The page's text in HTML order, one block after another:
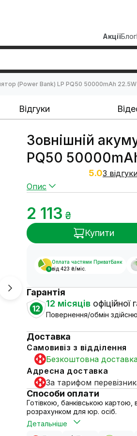
АкціїБлог
(Power Bank) LP PQ50 50000mAh 22.5W
Відгуки
Зовнішній
PQ50
5.03
Опис
2 113 ₴
Купити
5
Оплата частями ПриватБанк
від 423 ₴/міс.
Гарантія
12 12 місяців офіційної
Повернення/обмін
Доставка
Самовивіз з відділення
Безкоштовна
Адресна доставка
За тарифом
Способи оплати
Готівкою, банківською картою,
розрахунком для юр. осіб.
Детальніше